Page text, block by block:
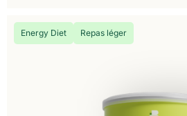
Energy Diet Repas léger